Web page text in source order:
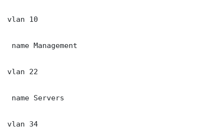
vlan 10
name Management
vlan 22
name Servers
vlan 34